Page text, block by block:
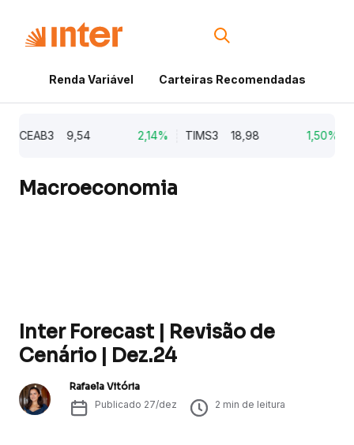
Renda Variável Carteiras Recomendadas
CEAB3 9,54 2,14% TIMS3 18,98 1,50%
Macroeconomia
Inter Forecast | Revisão de
Cenário | Dez.24
Rafaela Vitória
Publicado 27/dez 2 min de leitura